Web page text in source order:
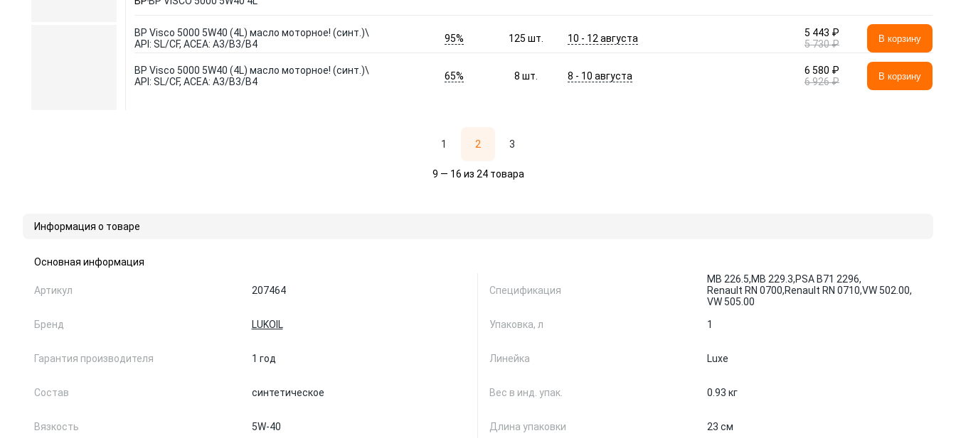
BP Visco 5000 5W40 (4L) масло моторное! (синт.)\
API: SL/CF, ACEA: A3/B3/B4
95% 125шт. 10 - 12 августа
5 443 ₽
5 730 ₽
В корзину
BP Visco 5000 5W40 (4L) масло моторное! (синт.)\
API: SL/CF, ACEA: A3/B3/B4
65% 8шт. 8 - 10 августа
6 580 ₽
6 926 ₽
В корзину
1 2 3
9 — 16 из 24 товара
Информация о товаре
Основная информация
Артикул 207464
Бренд LUKOIL
Гарантия производителя 1 год
Состав синтетическое
Вязкость 5W-40
Спецификация
MB 226.5,MB 229.3,PSA B71 2296,
Renault RN 0700,Renault RN 0710,VW 502.00,
VW 505.00
Упаковка, л
1
Линейка Luxe
Вес в инд. упак. 0.93 кг
Длина упаковки 23 см